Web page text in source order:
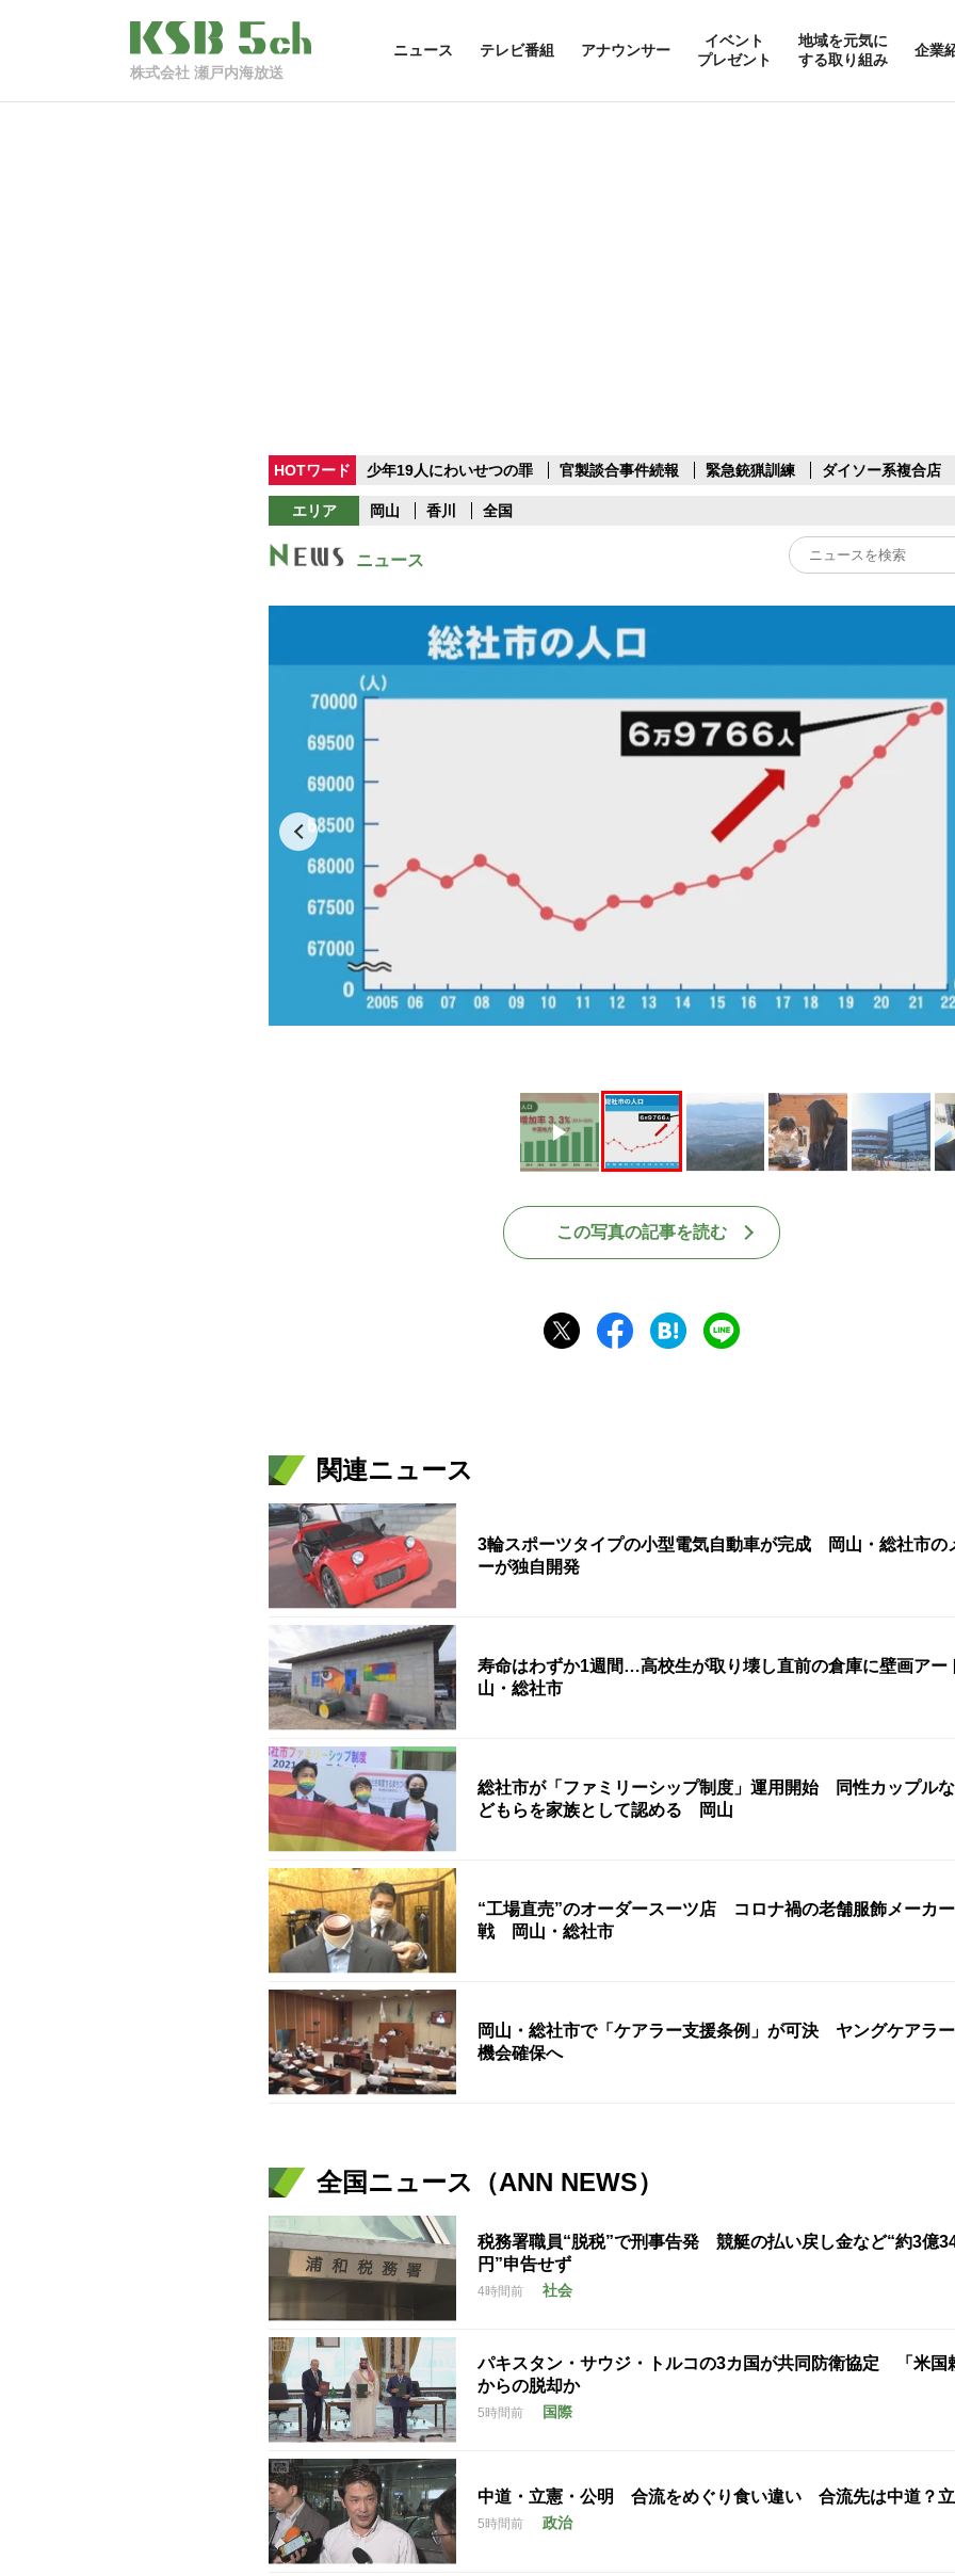
株式会社 瀬戸内海放送
ニュース テレビ番組 アナウンサー
イベント
プレゼント
地域を元気に
する取り組み
企業
HOTワード 少年19人にわいせつの罪 官製談合事件続報 緊急銃猟訓練 ダイソー系複合店
エリア 岡山 香川 全国
ニュース
この写真の記事を読む
関連ニュース
3輪スポーツタイプの小型電気自動車が完成 岡山・総社市の
ーが独自開発
寿命はわずか1週間…高校生が取り壊し直前の倉庫に壁画ア
山・総社市
総社市が「ファミリーシップ制度」運用開始 同性カップル
どもらを家族として認める 岡山
“工場直売”のオーダースーツ店 コロナ禍の老舗服飾メーカ
戦 岡山・総社市
岡山・総社市で「ケアラー支援条例」が可決 ヤングケアラ
機会確保へ
全国ニュース（ANN NEWS）
税務署職員“脱税”で刑事告発 競艇の払い戻し金など“約3億
円”申告せず
4時間前 社会
パキスタン・サウジ・トルコの3カ国が共同防衛協定 「米国
からの脱却か
5時間前 国際
中道・立憲・公明 合流をめぐり食い違い 合流先は中道？立
5時間前 政治